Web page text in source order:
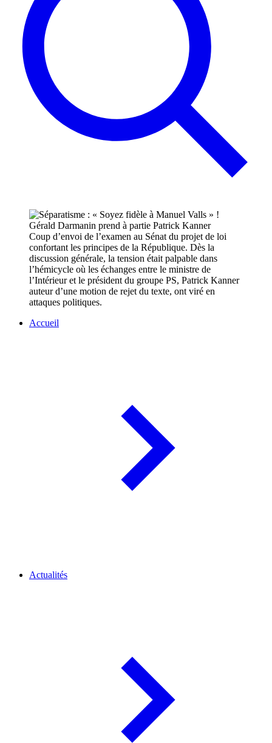
Coup d’envoi de l’examen au Sénat du projet de loi
confortant les principes de la République. Dès la
discussion générale, la tension était palpable dans
l’hémicycle où les échanges entre le ministre de
l’Intérieur et le président du groupe PS, Patrick Kanner
auteur d’une motion de rejet du texte, ont viré en
attaques politiques.
Accueil
Actualités